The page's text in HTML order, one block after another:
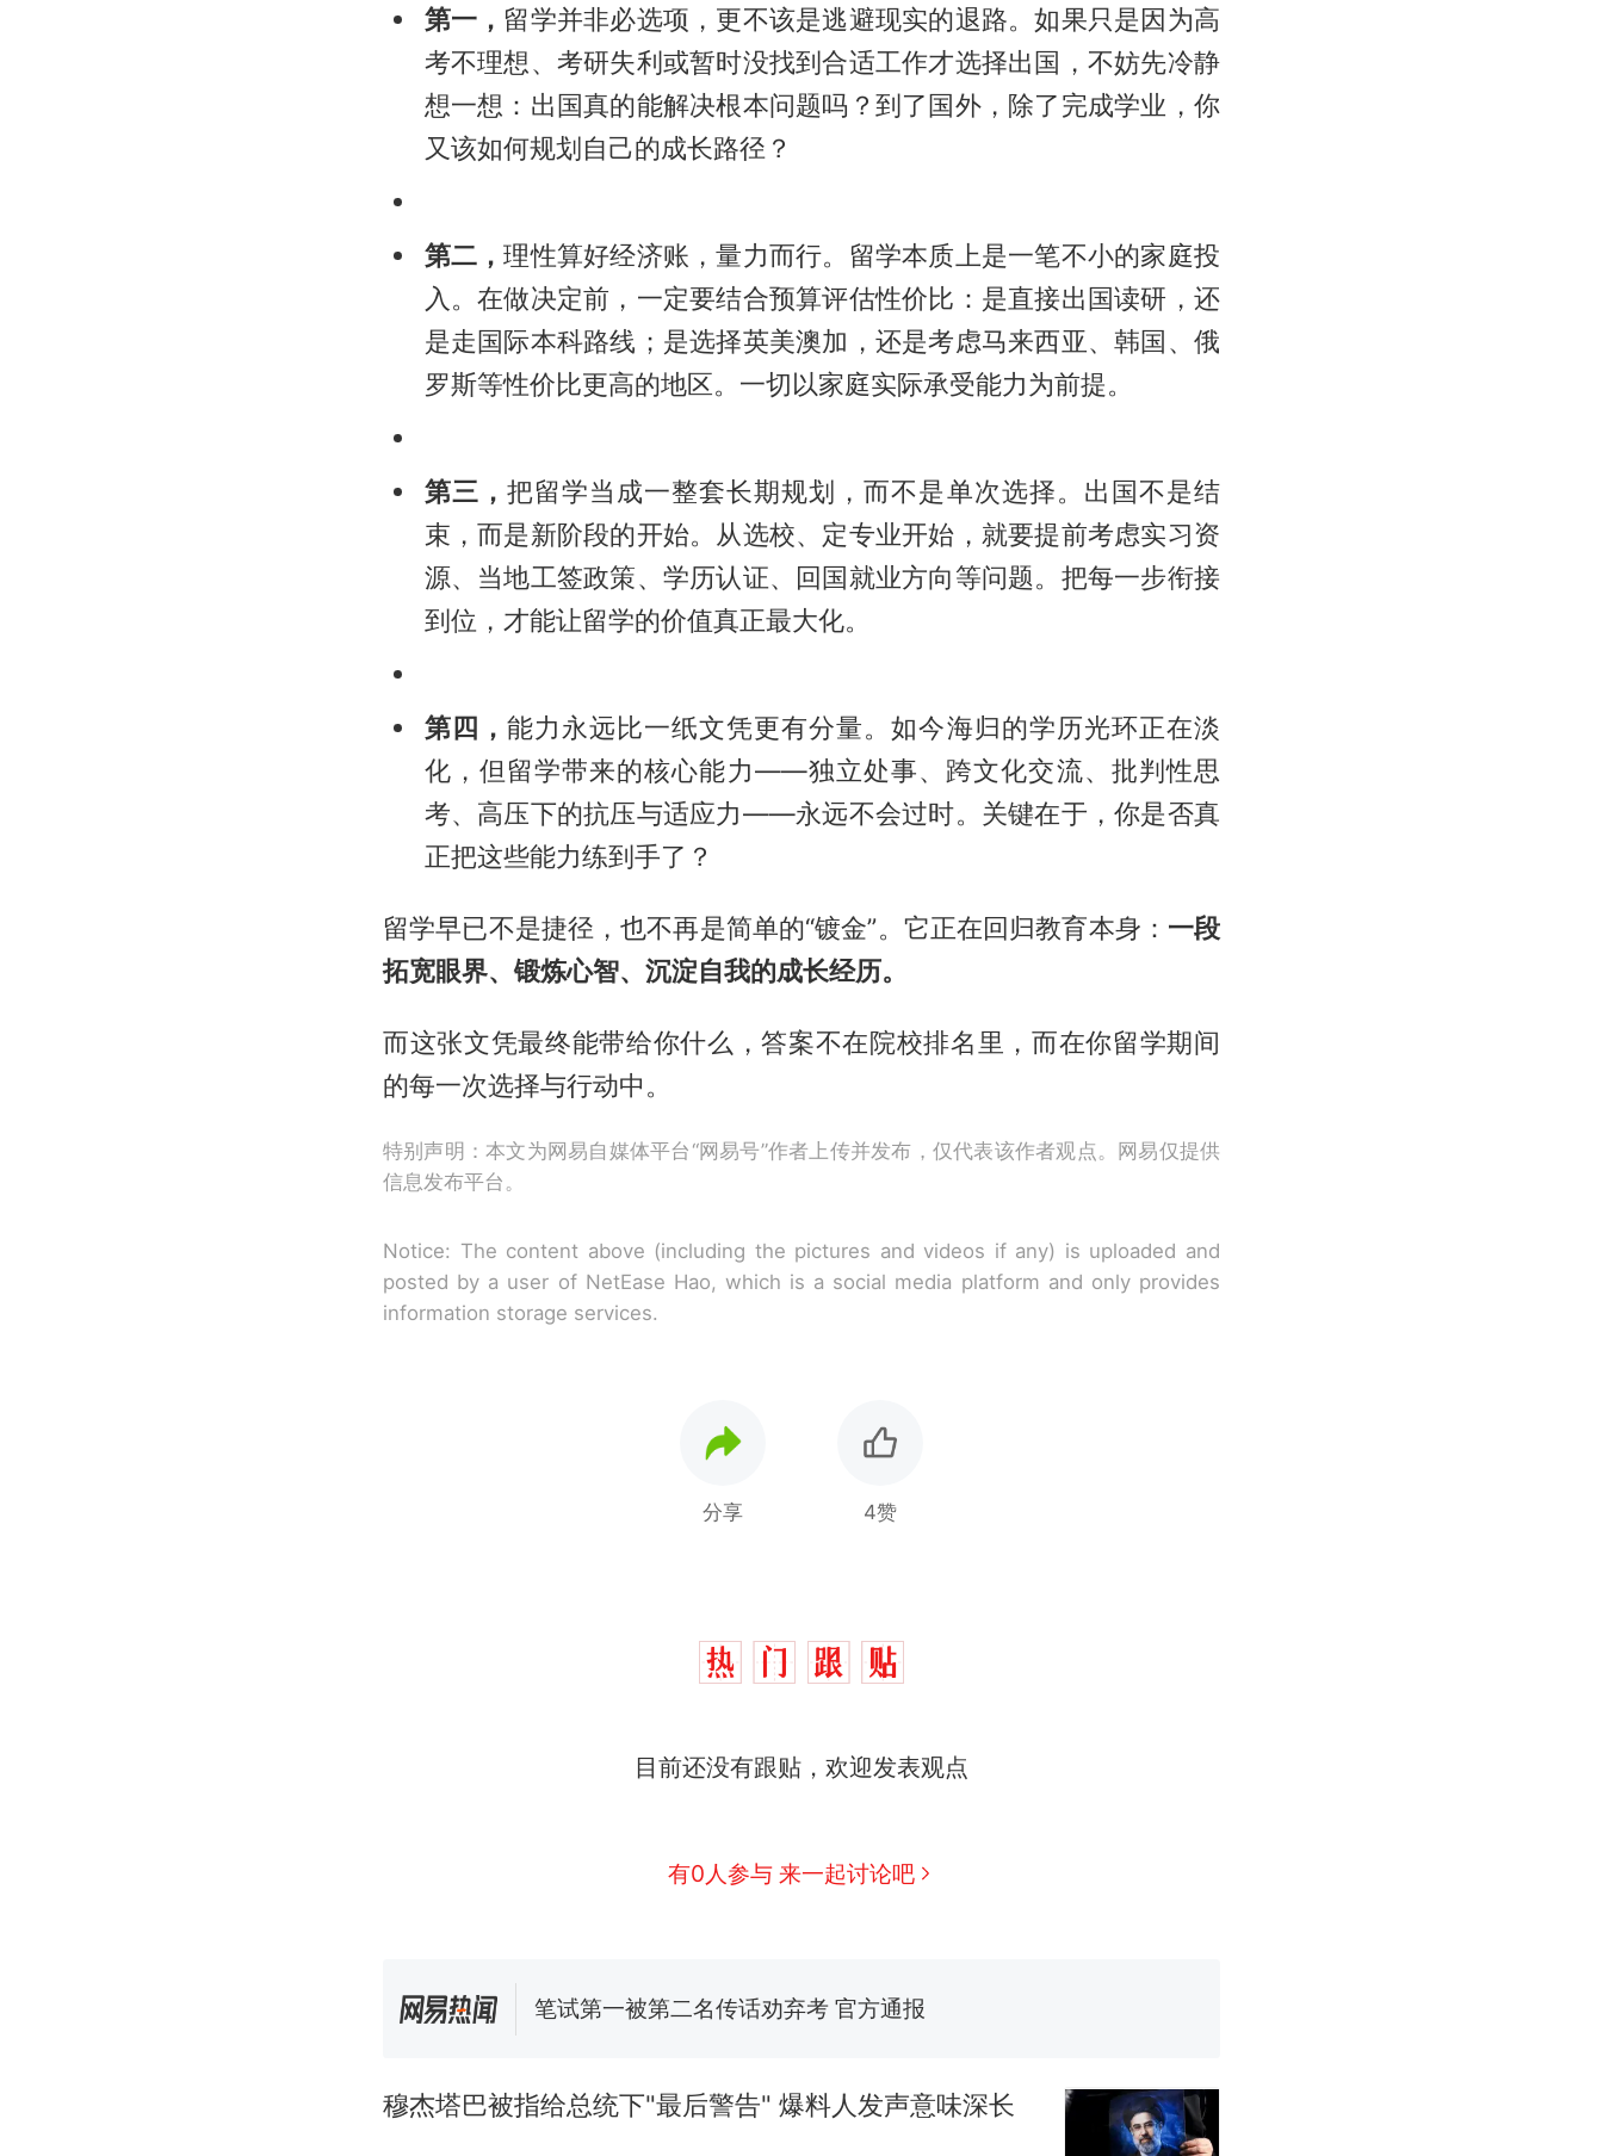
第一， 留学并非必选项，更不该是逃避现实的退路。如果只是因为高
考不理想、考研失利或暂时没找到合适工作才选择出国，不妨先冷静
想一想：出国真的能解决根本问题吗？到了国外，除了完成学业，你
又该如何规划自己的成长路径？
第二，理性算好经济账，量力而行。留学本质上是一笔不小的家庭投
入。在做决定前，一定要结合预算评估性价比：是直接出国读研，还
是走国际本科路线；是选择英美澳加，还是考虑马来西亚、韩国、俄
罗斯等性价比更高的地区。一切以家庭实际承受能力为前提。
第三， 把留学当成一整套长期规划，而不是单次选择。出国不是结
束，而是新阶段的开始。从选校、定专业开始，就要提前考虑实习资
源、当地工签政策、学历认证、回国就业方向等问题。把每一步衔接
到位，才能让留学的价值真正最大化。
第四， 能力永远比一纸文凭更有分量。如今海归的学历光环正在淡
化，但留学带来的核心能力——独立处事、跨文化交流、批判性思
考、高压下的抗压与适应力——永远不会过时。关键在于，你是否真
正把这些能力练到手了？
留学早已不是捷径，也不再是简单的“镀金”。它正在回归教育本身： 一段
拓宽眼界、锻炼心智、沉淀自我的成长经历。
而这张文凭最终能带给你什么，答案不在院校排名里，而在你留学期间
的每一次选择与行动中。
特别声明：本文为网易自媒体平台“网易号”作者上传并发布，仅代表该作者观点。网易仅提供
信息发布平台。
Notice: The content above (including the pictures and videos if any) is uploaded and
posted by a user of NetEase Hao, which is a social media platform and only provides
information storage services.
分享 4赞
目前还没有跟贴，欢迎发表观点
有0人参与 来一起讨论吧
费大厨“全国小炒肉大王”称号，仅凭视频评出？中国烹饪协会回
笔试第一被第二名传话劝弃考 官方通报
招聘，成立调查组全面核查
穆杰塔巴被指给总统下"最后警告" 爆料人发声意味深长